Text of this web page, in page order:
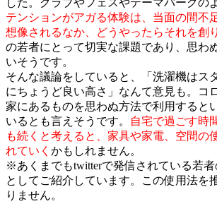
した。クラブやフェスやテーマパークの
テンションがアガる体験は、当面の間不
想像されるなか、どうやったらそれを創
の若者にとって切実な課題であり、思わ
いそうです。
そんな議論をしていると、「洗濯機はス
にちょうど良い高さ」なんて意見も。コ
家にあるものを思わぬ方法で利用すると
いるとも言えそうです。
自宅で過ごす時
も続くと考えると、家具や家電、空間の
れていく かもしれません。
※あくまでもtwitterで発信されている若者
としてご紹介しています。この使用法を
りません。